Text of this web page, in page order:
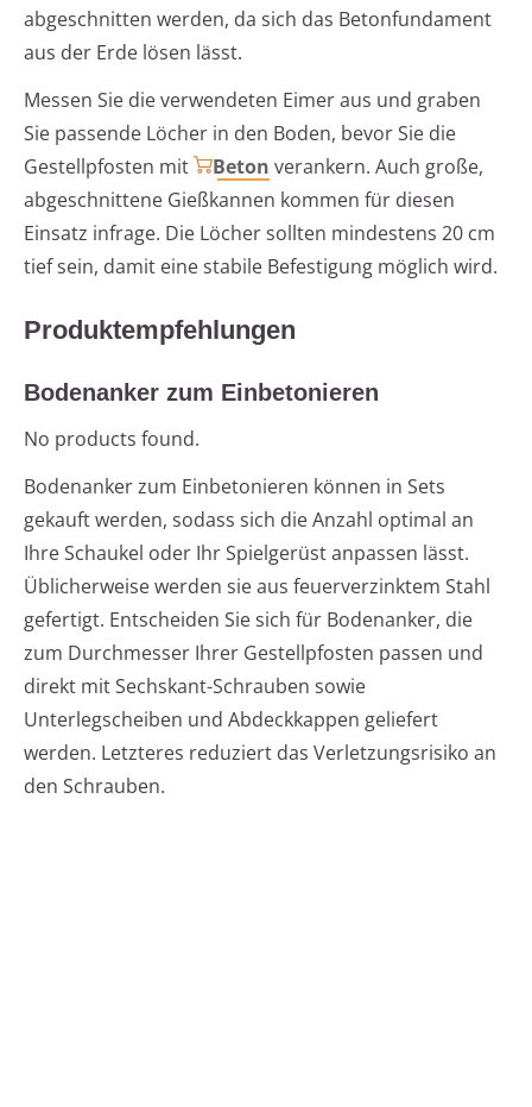
abgeschnitten werden, da sich das Betonfundament
aus der Erde lösen lässt.
Messen Sie die verwendeten Eimer aus und graben
Sie passende Löcher in den Boden, bevor Sie die
Gestellpfosten mit
Beton verankern. Auch große,
abgeschnittene Gießkannen kommen für diesen
Einsatz infrage. Die Löcher sollten mindestens 20 cm
tief sein, damit eine stabile Befestigung möglich wird.
Produktempfehlungen
Bodenanker zum Einbetonieren
No products found.
Bodenanker zum Einbetonieren können in Sets
gekauft werden, sodass sich die Anzahl optimal an
Ihre Schaukel oder Ihr Spielgerüst anpassen lässt.
Üblicherweise werden sie aus feuerverzinktem Stahl
gefertigt. Entscheiden Sie sich für Bodenanker, die
zum Durchmesser Ihrer Gestellpfosten passen und
direkt mit Sechskant-Schrauben sowie
Unterlegscheiben und Abdeckkappen geliefert
werden. Letzteres reduziert das Verletzungsrisiko an
den Schrauben.